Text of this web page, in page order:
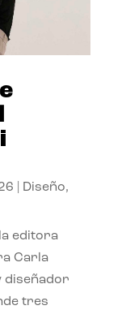
Diseño,
editora
Carla
diseñador
tres